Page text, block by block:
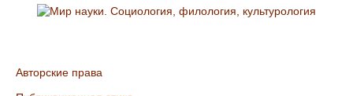
Авторские права